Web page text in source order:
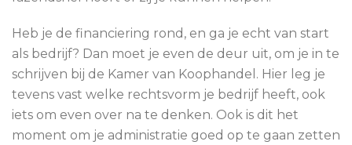
Heb je de financiering rond, en ga je echt van start
als bedrijf? Dan moet je even de deur uit, om je in te
schrijven bij de Kamer van Koophandel. Hier leg je
tevens vast welke rechtsvorm je bedrijf heeft, ook
iets om even over na te denken. Ook is dit het
moment om je administratie goed op te gaan zetten